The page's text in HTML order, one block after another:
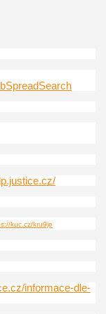
kuc.cz/kru9je
informace-dle-